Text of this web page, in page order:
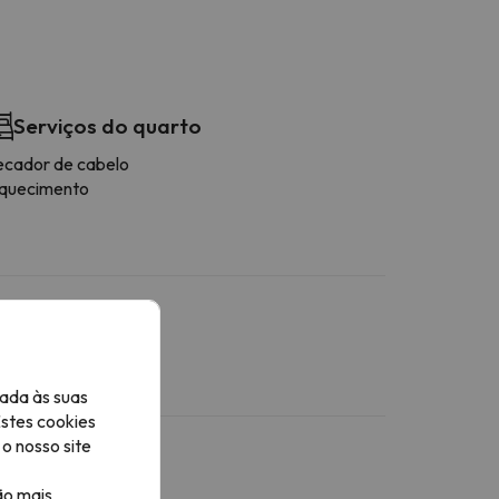
Serviços do quarto
de cabelo
às suas
cookies
nosso site
mais